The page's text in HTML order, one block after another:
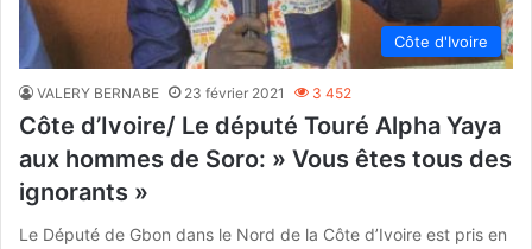
Côte d'Ivoire
VALERY BERNABE 23 février 2021 3 452
Côte d’Ivoire/ Le député Touré Alpha Yaya
aux hommes de Soro: » Vous êtes tous des
ignorants »
Le Député de Gbon dans le Nord de la Côte d’Ivoire est pris en